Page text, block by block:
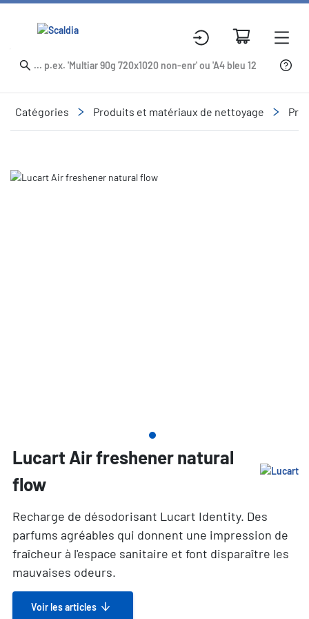
Catégories Produits et matériaux de nettoyage
Slide 1 of 1
Lucart Air freshener natural
flow
Recharge de désodorisant Lucart Identity. Des
parfums agréables qui donnent une impression de
fraîcheur à l'espace sanitaire et font disparaître les
mauvaises odeurs.
Voir les articles